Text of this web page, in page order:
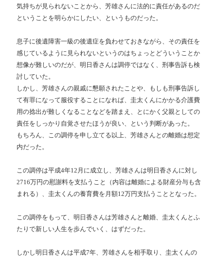
気持ちが見られないことから、芳雄さんに法的に責任があるのだ
ということを明らかにしたい、というものだった。
息子に後遺障害一級の後遺症を負わせておきながら、その責任を
感じているように見られないというのはちょっとどういうことか
想像が難しいのだが、明日香さんは調停ではなく、刑事告訴も検
討していた。
しかし、芳雄さんの親戚に懇願されたことや、もしも刑事告訴し
て有罪になって服役することになれば、圭太くんにかかる介護費
用の捻出が難しくなることなどを踏まえ、とにかく父親としての
責任をしっかり自覚させたほうが良い、という判断があった。
もちろん、この調停を申し立てる以上、芳雄さんとの離婚は想定
内だった。
この調停は平成4年12月に成立し、芳雄さんは明日香さんに対し
2716万円の慰謝料を支払うこと（内容は離婚による財産分与も含
まれる）、圭太くんの養育費を月額12万円支払うこととなった。
この調停をもって、明日香さんは芳雄さんと離婚、圭太くんとふ
たりで新しい人生を歩んでいく、はずだった。
しかし明日香さんは平成7年、芳雄さんを相手取り、圭太くんの